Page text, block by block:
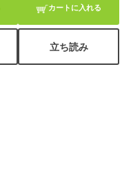
カートに入れる
立ち読み